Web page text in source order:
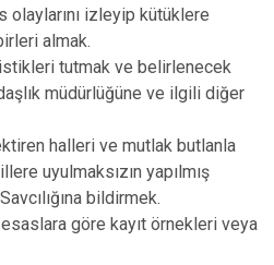
izleyip kütüklere
almak.
tutmak ve belirlenecek
müdürlüğüne ve ilgili diğer
halleri ve mutlak butlanla
uyulmaksızın yapılmış
bildirmek.
göre kayıt örnekleri veya